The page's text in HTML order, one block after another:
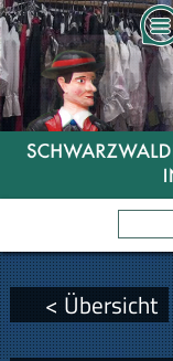
< Übersicht